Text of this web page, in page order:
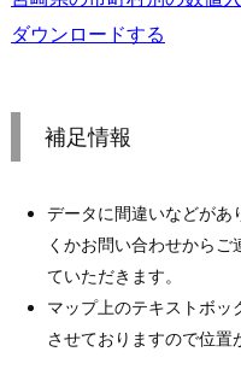
ダウンロードする
補足情報
データに間違いなどがあ
くかお問い合わせから
ていただきます。
マップ上のテキストボッ
させておりますので位置